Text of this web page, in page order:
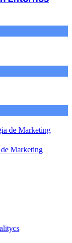
Marketing